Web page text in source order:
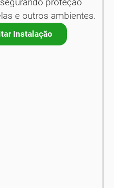
e outros ambientes.
Instalação